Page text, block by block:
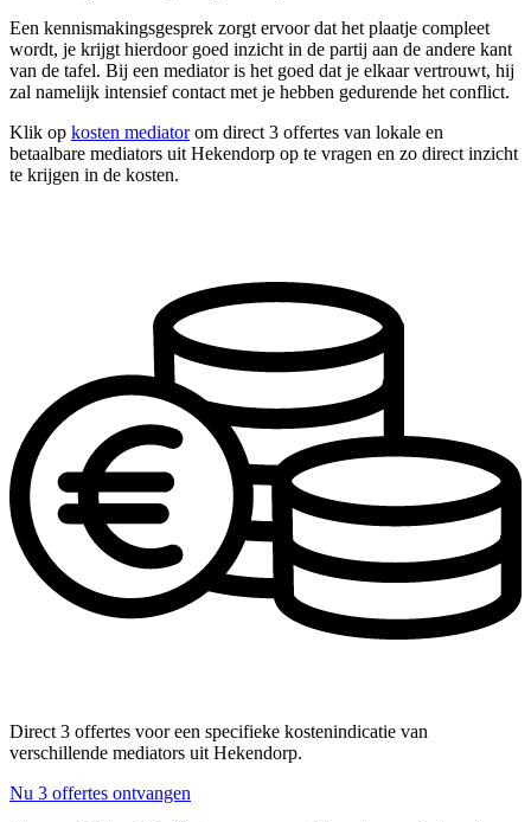
Een kennismakingsgesprek zorgt ervoor dat het plaatje compleet
wordt, je krijgt hierdoor goed inzicht in de partij aan de andere kant
van de tafel. Bij een mediator is het goed dat je elkaar vertrouwt, hij
zal namelijk intensief contact met je hebben gedurende het conflict.
Klik op kosten mediatorom direct 3 offertes van lokale en
betaalbare mediators uit Hekendorp op te vragen en zo direct inzicht
te krijgen in de kosten.
Direct 3 offertes voor een specifieke kostenindicatie van
verschillende mediators uit Hekendorp.
Nu 3 offertes ontvangen